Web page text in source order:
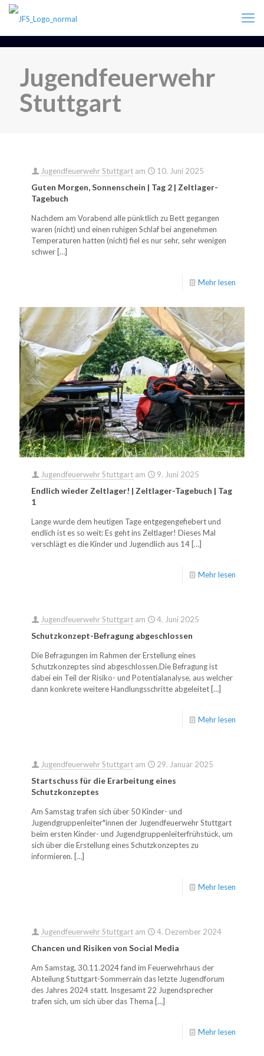
Jugendfeuerwehr
Stuttgart
Jugendfeuerwehr Stuttgart am 10. Juni 2025
Guten Morgen, Sonnenschein | Tag 2 | Zeltlager-
Tagebuch
Nachdem am Vorabend alle pünktlich zu Bett gegangen
waren (nicht) und einen ruhigen Schlaf bei angenehmen
Temperaturen hatten (nicht) fiel es nur sehr, sehr wenigen
schwer […]
Mehr lesen
Jugendfeuerwehr Stuttgart am 9. Juni 2025
Endlich wieder Zeltlager! | Zeltlager-Tagebuch | Tag
1
Lange wurde dem heutigen Tage entgegengefiebert und
endlich ist es so weit: Es geht ins Zeltlager! Dieses Mal
verschlägt es die Kinder und Jugendlich aus 14 […]
Mehr lesen
Jugendfeuerwehr Stuttgart am 4. Juni 2025
Schutzkonzept-Befragung abgeschlossen
Die Befragungen im Rahmen der Erstellung eines
Schutzkonzeptes sind abgeschlossen.Die Befragung ist
dabei ein Teil der Risiko- und Potentialanalyse, aus welcher
dann konkrete weitere Handlungsschritte abgeleitet […]
Mehr lesen
Jugendfeuerwehr Stuttgart am 29. Januar 2025
Startschuss für die Erarbeitung eines
Schutzkonzeptes
Am Samstag trafen sich über 50 Kinder- und
Jugendgruppenleiter*innen der Jugendfeuerwehr Stuttgart
beim ersten Kinder- und Jugendgruppenleiterfrühstück, um
sich über die Erstellung eines Schutzkonzeptes zu
informieren. […]
Mehr lesen
Jugendfeuerwehr Stuttgart am 4. Dezember 2024
Chancen und Risiken von Social Media
Am Samstag, 30.11.2024 fand im Feuerwehrhaus der
Abteilung Stuttgart-Sommerrain das letzte Jugendforum
des Jahres 2024 statt. Insgesamt 22 Jugendsprecher
trafen sich, um sich über das Thema […]
Mehr lesen